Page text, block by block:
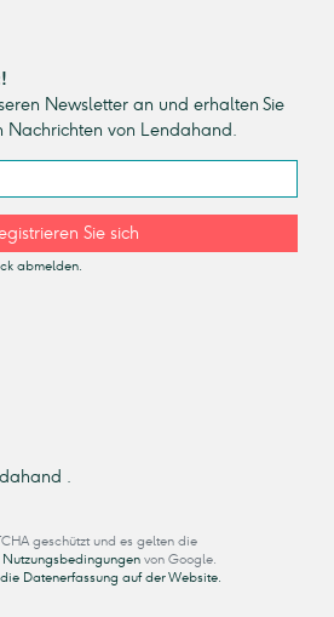
Newsletter an und erhalten Sie
Nachrichten von Lendahand.
Sie sich
abmelden.
.
geschützt und es gelten die
Nutzungsbedingungen von Google.
Datenerfassung auf der Website.